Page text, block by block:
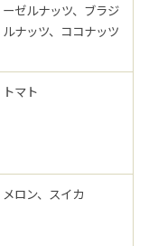
ーゼルナッツ、ブラジ
ルナッツ、ココナッツ
トマト
メロン、スイカ